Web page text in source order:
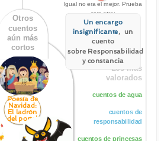
Igual no era el mejor. Prueba
este otro:
Un encargo
insignificante, un
cuento
sobre Responsabilidad
y constancia
Otros
cuentos
aún más
cortos
Poesía de
Navidad:
El ladrón
del portal
Los más
valorados
cuentos de agua
cuentos de
responsabilidad
cuentos de princesas